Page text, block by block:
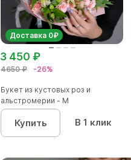
Доставка 0₽
4650 ₽ -26%
3 450 ₽
Букет из кустовых роз и
альстромерии - М
Купить В 1 клик